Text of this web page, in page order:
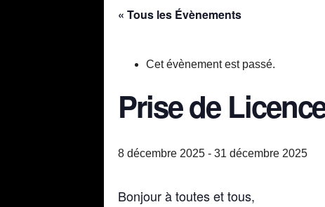
« Tous les Évènements
Cet évènement est passé.
Prise de
8 décembre 2025 - 31 décembre 2025
Bonjour à toutes et tous,